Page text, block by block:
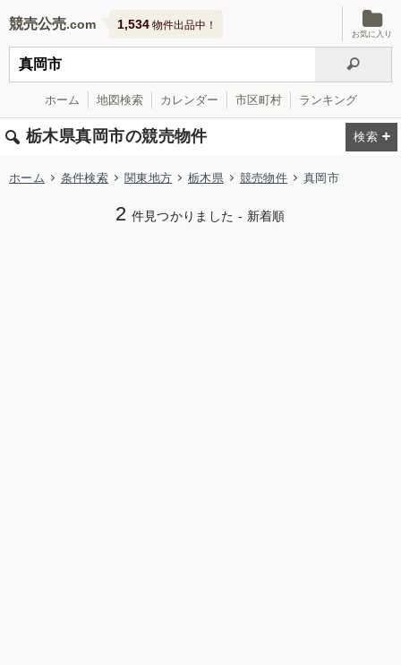
競売公売 1,534 物件出品中！
お気に入り
ホーム 地図検索 カレンダー 市区町村 ランキング
栃木県真岡市の競売物件
ホーム 条件検索 関東地方 栃木県 競売物件 真岡市
2 件見つかりました - 新着順